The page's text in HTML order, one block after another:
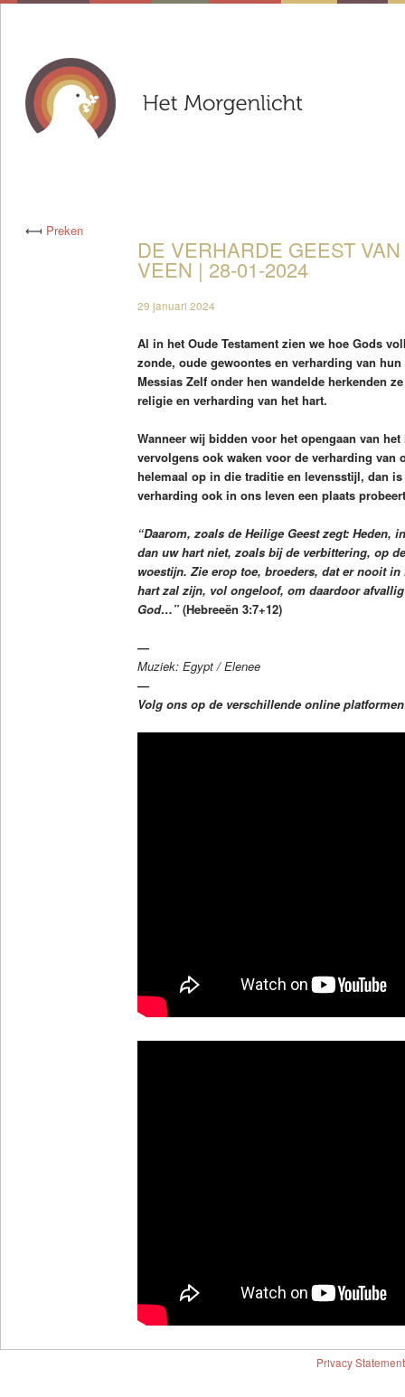
⟻ Preken
DE VERHARDE GEEST
VEEN | 28-01-2024
29 januari 2024
Al in het Oude Testament zien we hoe Gods
zonde, oude gewoontes en verharding van
Messias Zelf onder hen wandelde herkenden
religie en verharding van het hart.
Wanneer wij bidden voor het opengaan van
vervolgens ook waken voor de verharding van
helemaal op in die traditie en levensstijl, dan
verharding ook in ons leven een plaats
“Daarom, zoals de Heilige Geest zegt: Heden,
dan uw hart niet, zoals bij de verbittering, op
woestijn. Zie erop toe, broeders, dat er nooit
hart zal zijn, vol ongeloof, om daardoor
God…” (Hebreeën 3:7+12)
—
Muziek: Egypt / Elenee
—
Volg ons op de verschillende online
Privacy Statement